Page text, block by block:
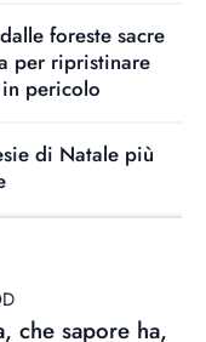
foreste sacre
per ripristinare
pericolo
di Natale più
che sapore ha,